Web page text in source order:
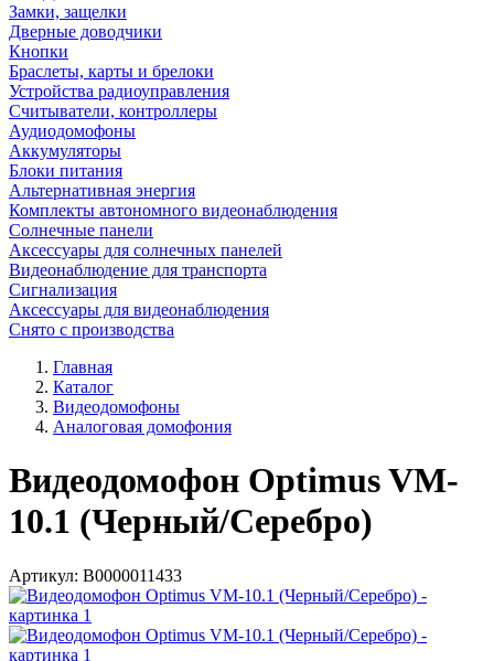
Замки, защелки
Дверные доводчики
Кнопки
Браслеты, карты и брелоки
Устройства радиоуправления
Считыватели, контроллеры
Аудиодомофоны
Аккумуляторы
Блоки питания
Альтернативная энергия
Комплекты автономного видеонаблюдения
Солнечные панели
Аксессуары для солнечных панелей
Видеонаблюдение для транспорта
Сигнализация
Аксессуары для видеонаблюдения
Снято с производства
Главная
Каталог
Видеодомофоны
Аналоговая домофония
Видеодомофон Optimus VM-
10.1 (Черный/Серебро)
Артикул: В0000011433